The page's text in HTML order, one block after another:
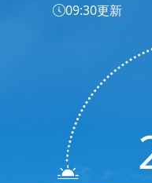
09:30更新